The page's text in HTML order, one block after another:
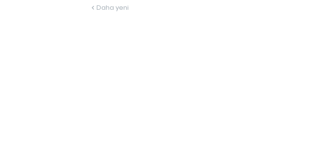
Daha yeni